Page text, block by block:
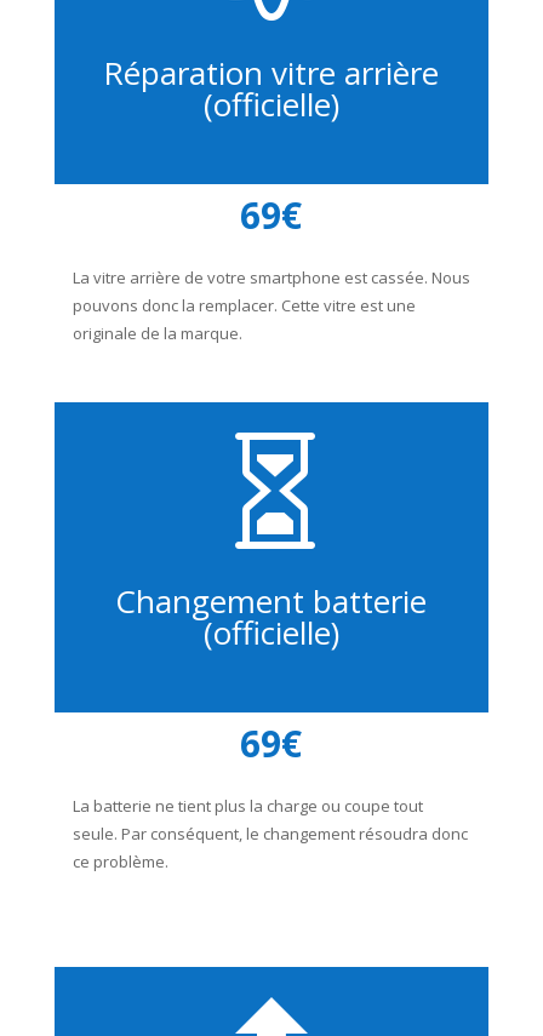
Réparation vitre arrière
(officielle)
69€
La vitre arrière de votre smartphone est cassée. Nous
pouvons donc la remplacer. Cette vitre est une
originale de la marque.

Changement batterie
(officielle)
69€
La batterie ne tient plus la charge ou coupe tout
seule. Par conséquent, le changement résoudra donc
ce problème.